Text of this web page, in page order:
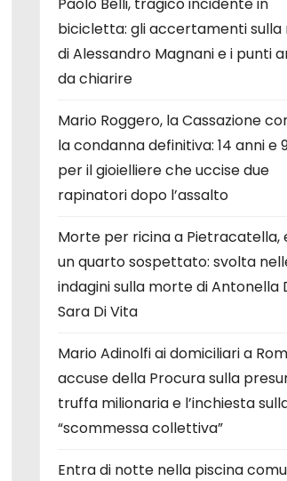
bicicletta: gli accertamenti
di Alessandro Magnani e i punti
da chiarire
Mario Roggero, la Cassazione
la condanna definitiva: 14 anni e
per il gioielliere che uccise due
rapinatori dopo l’assalto
Morte per ricina a Pietracatella,
un quarto sospettato: svolta
indagini sulla morte di Antonella
Sara Di Vita
Mario Adinolfi ai domiciliari a
accuse della Procura sulla
truffa milionaria e l’inchiesta
“scommessa collettiva”
Entra di notte nella piscina